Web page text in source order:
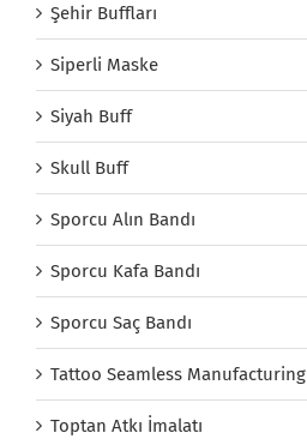
Şehir Buffları
Siperli Maske
Siyah Buff
Skull Buff
Sporcu Alın Bandı
Sporcu Kafa Bandı
Sporcu Saç Bandı
Tattoo Seamless Manufacturing
Toptan Atkı İmalatı